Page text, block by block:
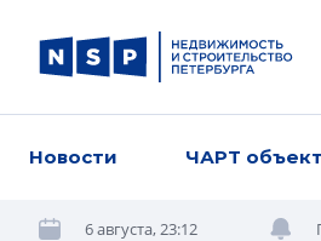
Новости ЧАРТ
6 августа, 23:12